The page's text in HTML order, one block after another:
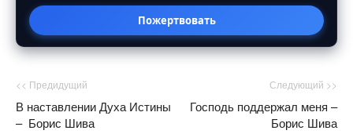
Пожертвовать
<< Предидущий
В наставлении Духа Истины
– Борис Шива
Следующий >>
Господь поддержал меня –
Борис Шива